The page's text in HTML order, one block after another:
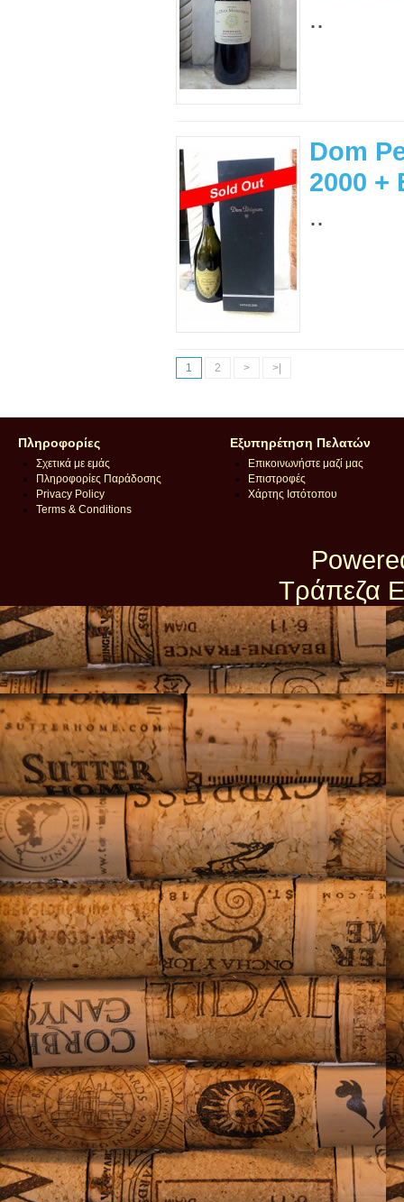
..
Dom
2000 +
..
1 2 > >|
Πληροφορίες
Σχετικά με εμάς
Πληροφορίες Παράδοσης
Privacy Policy
Terms & Conditions
Εξυπηρέτηση Πελατών
Επικοινωνήστε μαζί μας
Επιστροφές
Χάρτης Ιστότοπου
Τράπεζα